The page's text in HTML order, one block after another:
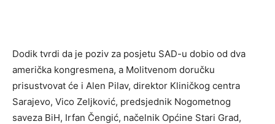
Dodik tvrdi da je poziv za posjetu SAD-u dobio od dva
američka kongresmena, a Molitvenom doručku
prisustvovat će i Alen Pilav, direktor Kliničkog centra
Sarajevo, Vico Zeljković, predsjednik Nogometnog
saveza BiH, Irfan Čengić, načelnik Općine Stari Grad,